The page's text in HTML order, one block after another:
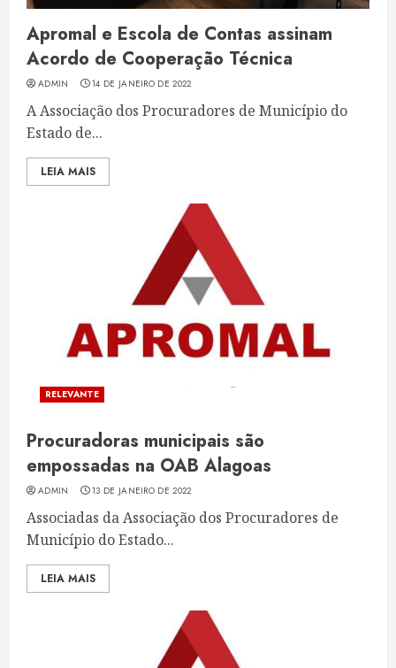
Apromal e Escola de Contas assinam
Acordo de Cooperação Técnica
ADMIN 14 DE JANEIRO DE 2022
A Associação dos Procuradores de Município do
Estado de...
LEIA MAIS
RELEVANTE
Procuradoras municipais são
empossadas na OAB Alagoas
ADMIN 13 DE JANEIRO DE 2022
Associadas da Associação dos Procuradores de
Município do Estado...
LEIA MAIS